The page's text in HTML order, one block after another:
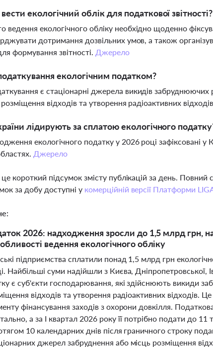
екологічний облік для податкової звітності?
ведення екологічного обліку необхідно щоденно
дотримання дозвільних умов, а також
формування звітності. Джерело
екологічним податком?
є стаціонарні джерела викидів забруднюючих
відходів та утворення радіоактивних
лідирують за сплатою екологічного
екологічного податку у 2026 році зафіксовані у
Джерело
короткий підсумок змісту публікацій за день.
за добу доступні у комерційній версії Платформи
2026: надходження зросли до 1,5 млрд грн,
ведення екологічного обліку
підприємства сплатили понад 1,5 млрд грн
Найбільші суми надійшли з Києва, Дніпропетровської,
є суб'єкти господарювання, які здійснюють викиди
відходів та утворення радіоактивних відходів.
фінансування заходів з охорони довкілля.
а за I квартал 2026 року її потрібно подати до 11
10 календарних днів після граничного строку
джерел забруднення або місць розміщення